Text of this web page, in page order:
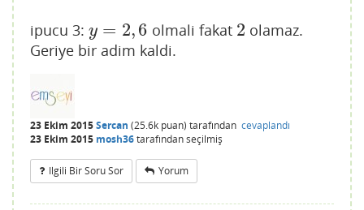
ipucu 3: y = 2,6
y=2, 6 olmali fakat 2
2 olamaz.
Geriye bir adim kaldi.
23 Ekim 2015Sercan (25.6k puan) tarafından cevaplandı
23 Ekim 2015 mosh36tarafındanseçilmiş
Ilgili Bir Soru Sor Yorum